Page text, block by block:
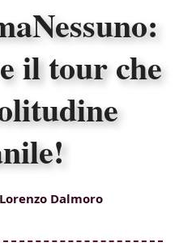
il tour che
Lorenzo Dalmoro